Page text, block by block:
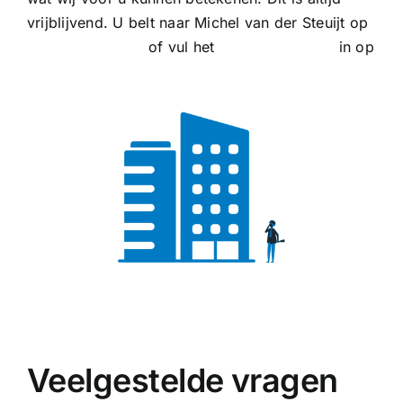
vrijblijvend. U belt naar Michel van der Steuijt op
of vul het in op
Veelgestelde vragen